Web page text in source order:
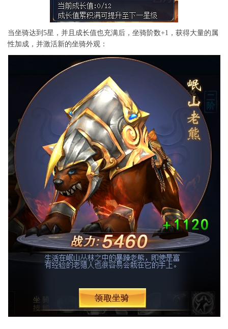
当坐骑达到5星，并且成长值也充满后，坐骑阶数+1，获得大量的属
性加成，并激活新的坐骑外观：